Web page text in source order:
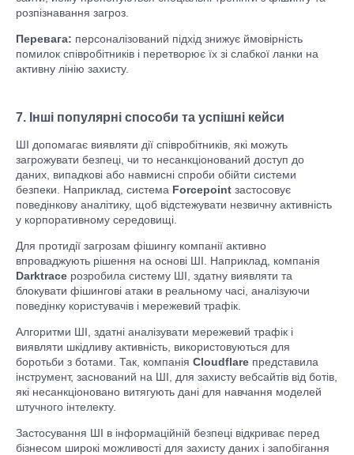
розпізнавання загроз.
Перевага: персоналізований підхід знижує ймовірність
помилок співробітників і перетворює їх зі слабкої ланки на
активну лінію захисту.
7. Інші популярні способи та успішні кейси
ШІ допомагає виявляти дії співробітників, які можуть
загрожувати безпеці, чи то несанкціонований доступ до
даних, випадкові або навмисні спроби обійти системи
безпеки. Наприклад, система Forcepoint застосовує
поведінкову аналітику, щоб відстежувати незвичну активність
у корпоративному середовищі.
Для протидії загрозам фішингу компанії активно
впроваджують рішення на основі ШІ. Наприклад, компанія
Darktrace розробила систему ШІ, здатну виявляти та
блокувати фішингові атаки в реальному часі, аналізуючи
поведінку користувачів і мережевий трафік.
Алгоритми ШІ, здатні аналізувати мережевий трафік і
виявляти шкідливу активність, використовуються для
боротьби з ботами. Так, компанія Cloudflare представила
інструмент, заснований на ШІ, для захисту вебсайтів від ботів,
які несанкціоновано витягують дані для навчання моделей
штучного інтелекту.
Застосування ШІ в інформаційній безпеці відкриває перед
бізнесом широкі можливості для захисту даних і запобігання